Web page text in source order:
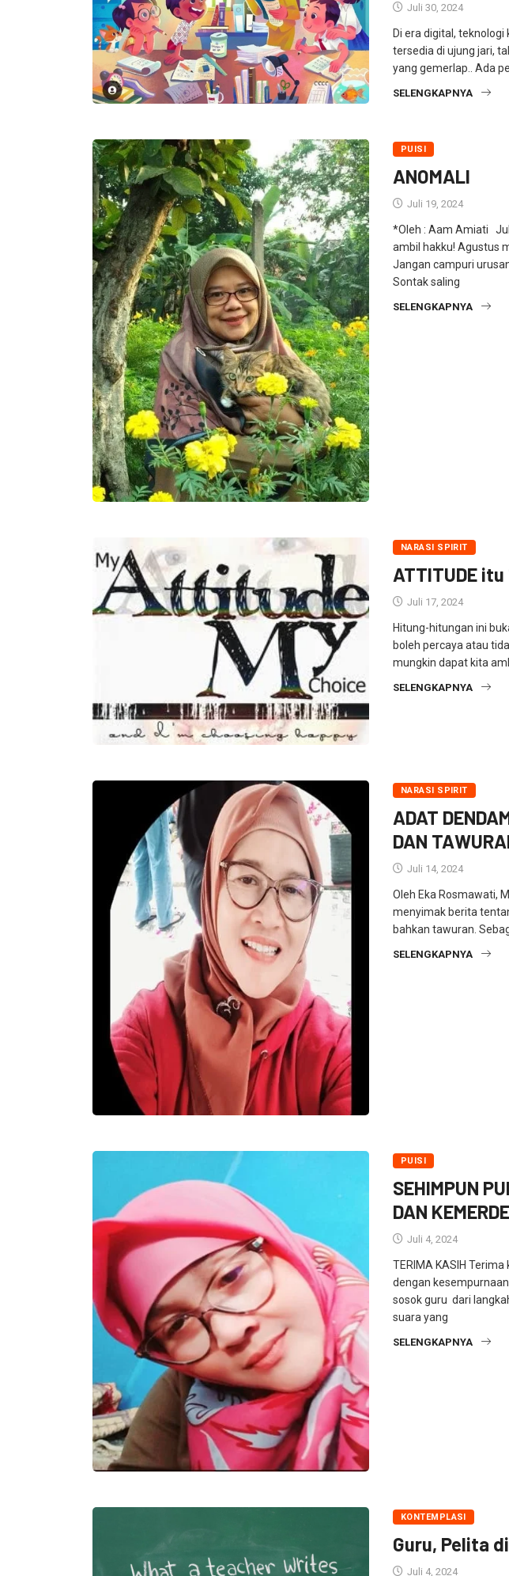
Juli 30, 2024
Di era digital,
tersedia di ujung jari,
yang gemerlap.. Ada
SELENGKAPNYA
PUISI
ANOMALI
Juli 19, 2024
*Oleh : Aam Amiati
ambil hakku! Agustus
Jangan campuri
Sontak saling
SELENGKAPNYA
NARASI SPIRIT
ATTITUDE itu
Juli 17, 2024
Hitung-hitungan ini
boleh percaya atau
mungkin dapat kita
SELENGKAPNYA
NARASI SPIRIT
ADAT
DAN
Juli 14, 2024
Oleh Eka Rosmawati,
menyimak berita
bahkan tawuran.
SELENGKAPNYA
PUISI
SEHIMPUN
DAN
Juli 4, 2024
TERIMA KASIH
dengan
sosok guru dari
suara yang
SELENGKAPNYA
KONTEMPLASI
Guru, Pelita
Juli 4, 2024